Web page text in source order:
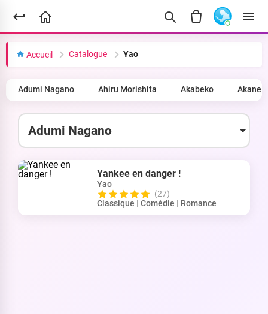
Accueil Catalogue Yao
Adumi Nagano Ahiru Morishita Akabeko Akane
Yankee en danger !
Yao
(27)
Classique | Comédie | Romance